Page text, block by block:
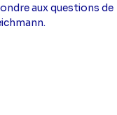
aux questions de